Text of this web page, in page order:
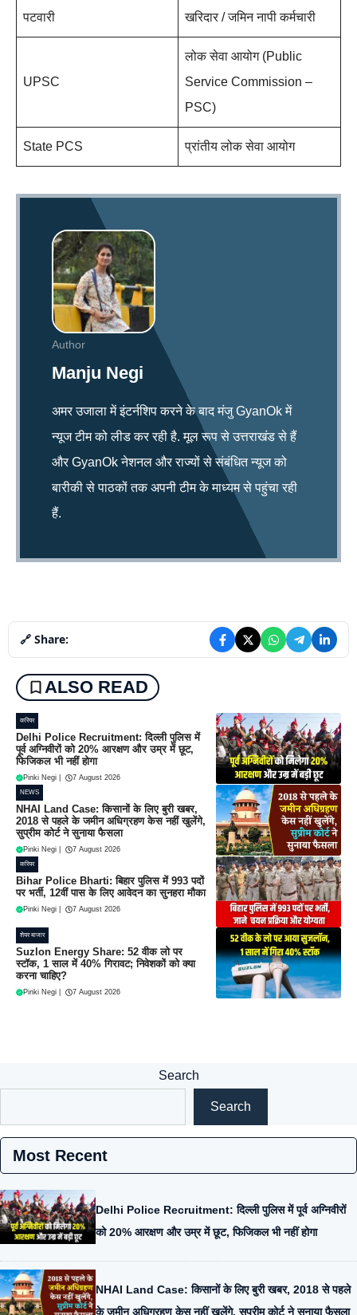
पटवारी खरिदार / जमिन नापी कर्मचारी
UPSC
लोक सेवा आयोग (Public
Service Commission –
PSC)
State PCS प्रांतीय लोक सेवा आयोग
Author
Manju Negi
अमर उजाला में इंटर्नशिप करने के बाद मंजु GyanOk में
न्यूज टीम को लीड कर रही है. मूल रूप से उत्तराखंड से हैं
और GyanOk नेशनल और राज्यों से संबंधित न्यूज को
बारीकी से पाठकों तक अपनी टीम के माध्यम से पहुंचा रही
हैं.
🔗 Share:
ALSO READ
करियर
Delhi Police Recruitment: दिल्ली पुलिस में
पूर्व अग्निवीरों को 20% आरक्षण और उम्र में छूट,
फिजिकल भी नहीं होगा
Pinki Negi 7 August 2026
NEWS
NHAI Land Case: किसानों के लिए बुरी खबर,
2018 से पहले के जमीन अधिग्रहण केस नहीं खुलेंगे,
सुप्रीम कोर्ट ने सुनाया फैसला
Pinki Negi 7 August 2026
करियर
Bihar Police Bharti: बिहार पुलिस में 993 पदों
पर भर्ती, 12वीं पास के लिए आवेदन का सुनहरा मौका
Pinki Negi 7 August 2026
शेयर बाजार
Suzlon Energy Share: 52 वीक लो पर
स्टॉक, 1 साल में 40% गिरावट; निवेशकों को क्या
करना चाहिए?
Pinki Negi 7 August 2026
Search
Search
Most Recent
Delhi Police Recruitment: दिल्ली पुलिस में पूर्व अग्निवीरों
को 20% आरक्षण और उम्र में छूट, फिजिकल भी नहीं होगा
NHAI Land Case: किसानों के लिए बुरी खबर, 2018 से पहले
के जमीन अधिग्रहण केस नहीं खुलेंगे, सुप्रीम कोर्ट ने सुनाया फैसला